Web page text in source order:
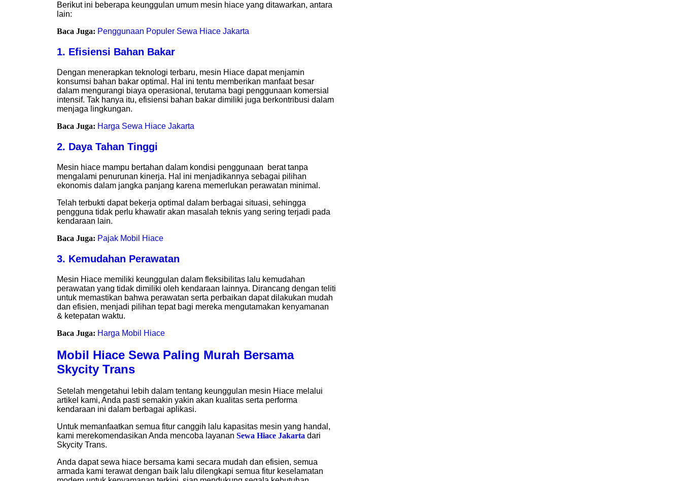
Berikut ini beberapa keunggulan umum mesin hiace yang ditawarkan, antara
lain:
Baca Juga: Penggunaan Populer Sewa Hiace Jakarta
1. Efisiensi Bahan Bakar
Dengan menerapkan teknologi terbaru, mesin Hiace dapat menjamin
konsumsi bahan bakar optimal. Hal ini tentu memberikan manfaat besar
dalam mengurangi biaya operasional, terutama bagi penggunaan komersial
intensif. Tak hanya itu, efisiensi bahan bakar dimiliki juga berkontribusi dalam
menjaga lingkungan.
Baca Juga: Harga Sewa Hiace Jakarta
2. Daya Tahan Tinggi
Mesin hiace mampu bertahan dalam kondisi penggunaan berat tanpa
mengalami penurunan kinerja. Hal ini menjadikannya sebagai pilihan
ekonomis dalam jangka panjang karena memerlukan perawatan minimal.
Telah terbukti dapat bekerja optimal dalam berbagai situasi, sehingga
pengguna tidak perlu khawatir akan masalah teknis yang sering terjadi pada
kendaraan lain.
Baca Juga: Pajak Mobil Hiace
3. Kemudahan Perawatan
Mesin Hiace memiliki keunggulan dalam fleksibilitas lalu kemudahan
perawatan yang tidak dimiliki oleh kendaraan lainnya. Dirancang dengan teliti
untuk memastikan bahwa perawatan serta perbaikan dapat dilakukan mudah
dan efisien, menjadi pilihan tepat bagi mereka mengutamakan kenyamanan
& ketepatan waktu.
Baca Juga: Harga Mobil Hiace
Mobil Hiace Sewa Paling Murah Bersama
Skycity Trans
Setelah mengetahui lebih dalam tentang keunggulan mesin Hiace melalui
artikel kami, Anda pasti semakin yakin akan kualitas serta performa
kendaraan ini dalam berbagai aplikasi.
Untuk memanfaatkan semua fitur canggih lalu kapasitas mesin yang handal,
kami merekomendasikan Anda mencoba layanan Sewa Hiace Jakarta dari
Skycity Trans.
Anda dapat sewa hiace bersama kami secara mudah dan efisien, semua
armada kami terawat dengan baik lalu dilengkapi semua fitur keselamatan